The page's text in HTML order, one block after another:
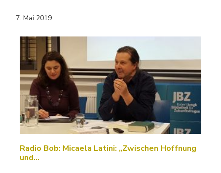
7. Mai 2019
Radio Bob: Micaela Latini: „Zwischen Hoffnung
und…